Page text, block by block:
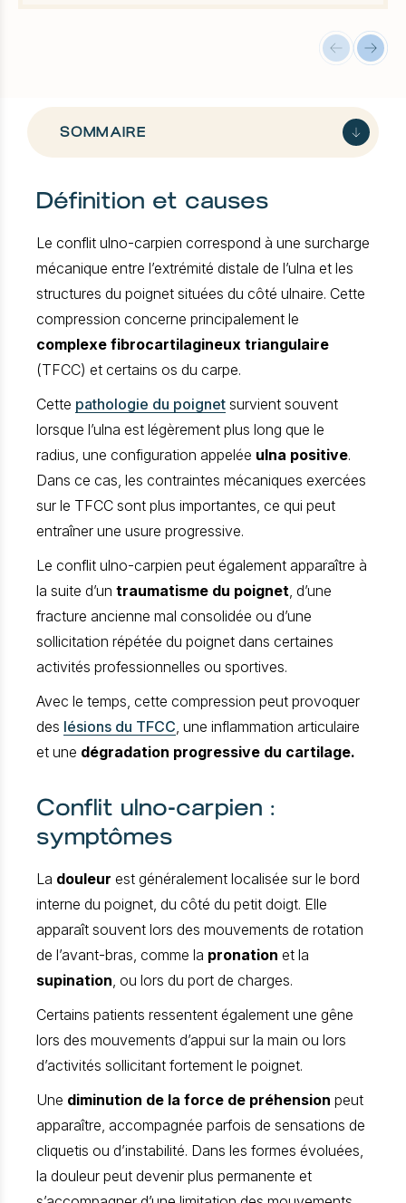
SOMMAIRE
Comprendre le conflit ulno-carpien
Diagnostic et imagerie
Traitement non invasif
La chirurgie du conflit ulno-carpien
Suivi et réhabilitation à Lille
Complications et risques
FAQ
Définition et causes
Le conflit ulno-carpien correspond à une surcharge
mécanique entre l’extrémité distale de l’ulna et les
structures du poignet situées du côté ulnaire. Cette
compression concerne principalement le
complexe fibrocartilagineux triangulaire
(TFCC) et certains os du carpe.
Cette pathologie du poignet survient souvent
lorsque l’ulna est légèrement plus long que le
radius, une configuration appelée ulna positive.
Dans ce cas, les contraintes mécaniques exercées
sur le TFCC sont plus importantes, ce qui peut
entraîner une usure progressive.
Le conflit ulno-carpien peut également apparaître à
la suite d’un traumatisme du poignet , d’une
fracture ancienne mal consolidée ou d’une
sollicitation répétée du poignet dans certaines
activités professionnelles ou sportives.
Avec le temps, cette compression peut provoquer
des lésions du TFCC , une inflammation articulaire
et une dégradation progressive du cartilage.
Conflit ulno-carpien :
symptômes
La douleur est généralement localisée sur le bord
interne du poignet, du côté du petit doigt. Elle
apparaît souvent lors des mouvements de rotation
de l’avant-bras, comme la pronation et la
supination , ou lors du port de charges.
Certains patients ressentent également une gêne
lors des mouvements d’appui sur la main ou lors
d’activités sollicitant fortement le poignet.
Une diminution de la force de préhension peut
apparaître, accompagnée parfois de sensations de
cliquetis ou d’instabilité. Dans les formes évoluées,
la douleur peut devenir plus permanente et